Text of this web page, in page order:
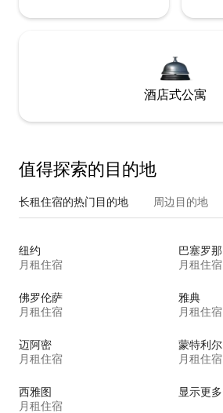
酒店式公寓
值得探索的目的地
长租住宿的热门目的地 周边目的地
纽约
月租住宿
巴塞罗那
月租住宿
佛罗伦萨
月租住宿
雅典
月租住宿
迈阿密
月租住宿
蒙特利尔
月租住宿
西雅图
月租住宿
显示更多